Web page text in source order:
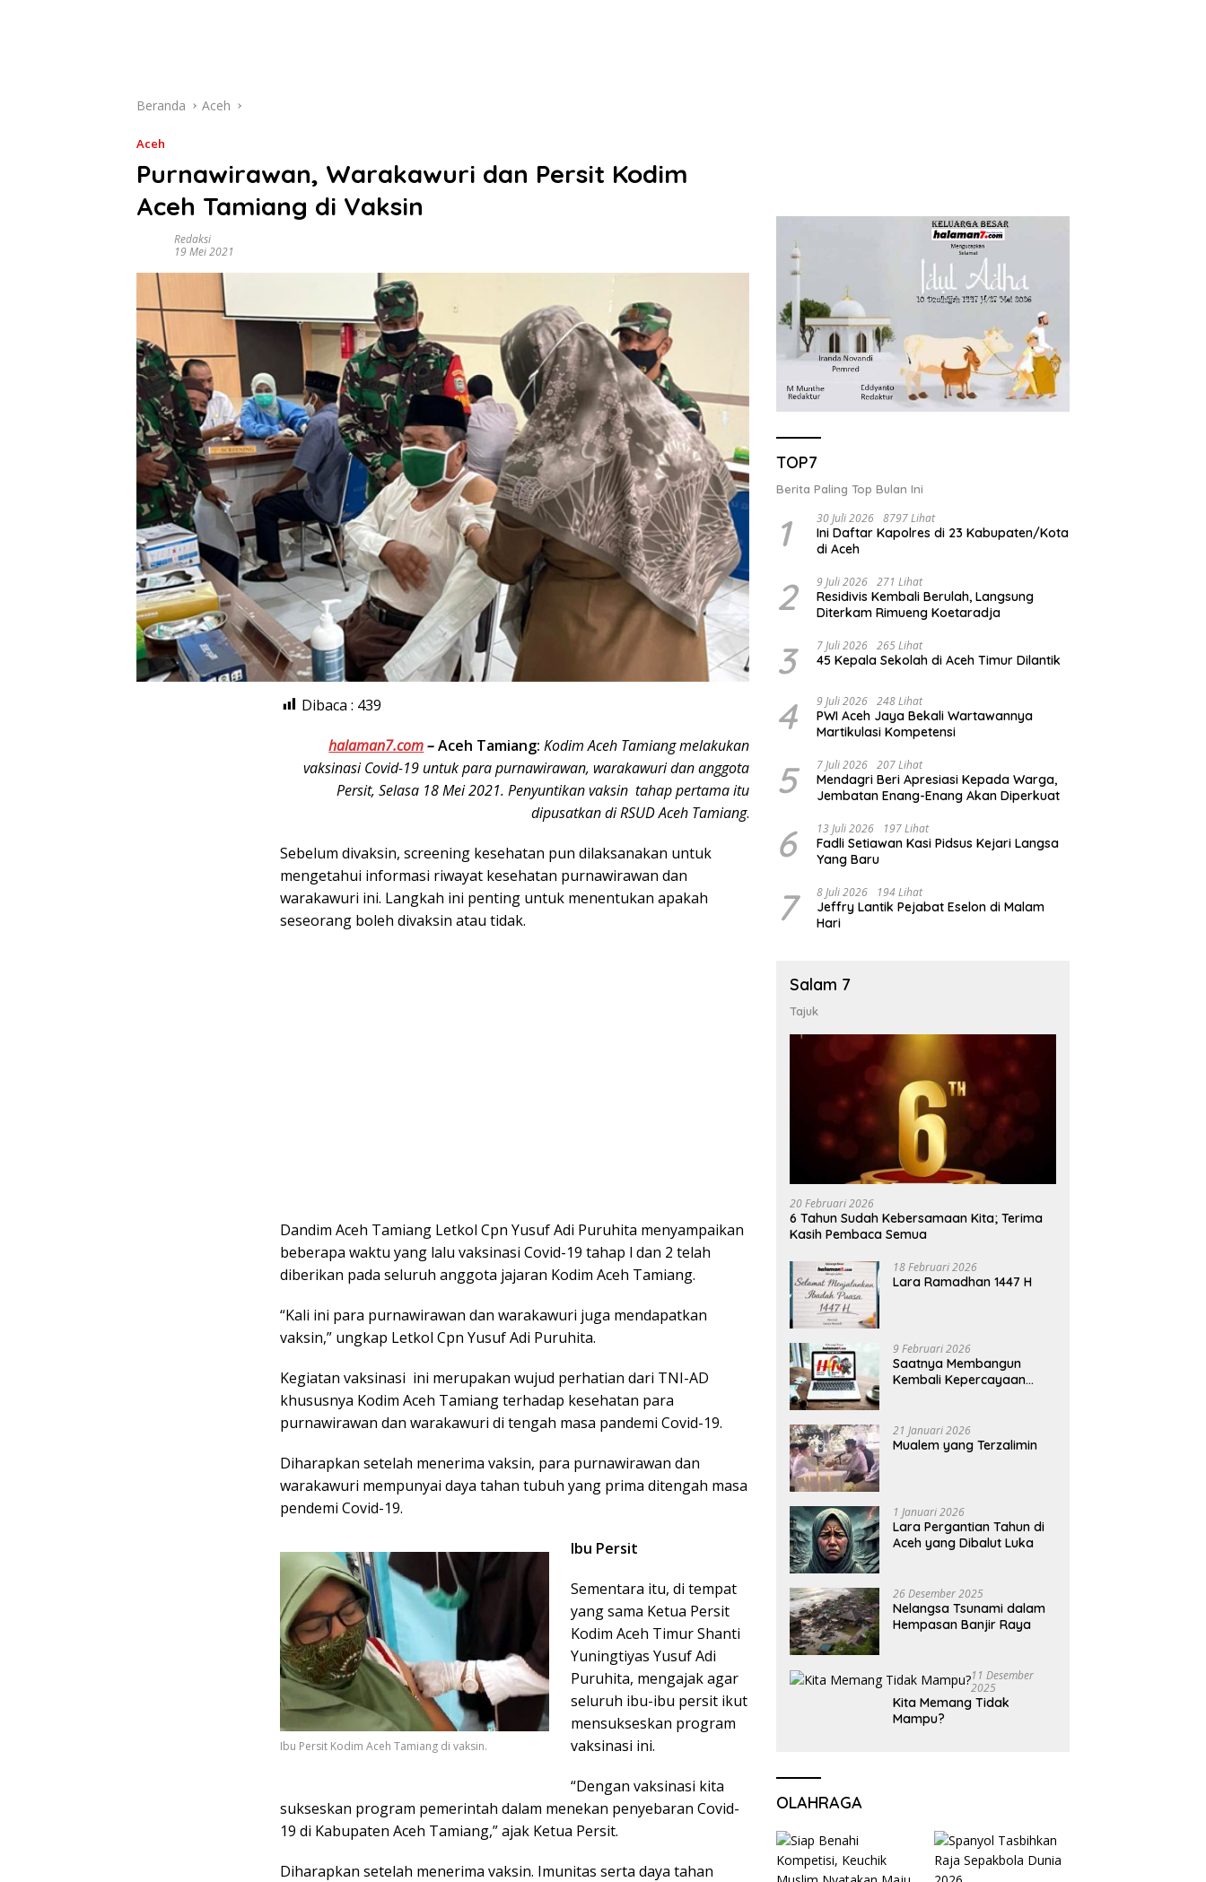
Beranda Aceh
Aceh
Purnawirawan, Warakawuri dan Persit Kodim
Aceh Tamiang di Vaksin
Redaksi
19 Mei 2021
Dibaca : 439
halaman7.com–Aceh Tamiang: Kodim Aceh Tamiang melakukan
vaksinasi Covid-19 untuk para purnawirawan, warakawuri dan anggota
Persit, Selasa 18 Mei 2021. Penyuntikan vaksin tahap pertama itu
dipusatkan di RSUD Aceh Tamiang.
Sebelum divaksin, screening kesehatan pun dilaksanakan untuk
mengetahui informasi riwayat kesehatan purnawirawan dan
warakawuri ini. Langkah ini penting untuk menentukan apakah
seseorang boleh divaksin atau tidak.
Dandim Aceh Tamiang Letkol Cpn Yusuf Adi Puruhita menyampaikan
beberapa waktu yang lalu vaksinasi Covid-19 tahap l dan 2 telah
diberikan pada seluruh anggota jajaran Kodim Aceh Tamiang.
“Kali ini para purnawirawan dan warakawuri juga mendapatkan
vaksin,” ungkap Letkol Cpn Yusuf Adi Puruhita.
Kegiatan vaksinasi ini merupakan wujud perhatian dari TNI-AD
khususnya Kodim Aceh Tamiang terhadap kesehatan para
purnawirawan dan warakawuri di tengah masa pandemi Covid-19.
Diharapkan setelah menerima vaksin, para purnawirawan dan
warakawuri mempunyai daya tahan tubuh yang prima ditengah masa
pendemi Covid-19.
Ibu Persit Kodim Aceh Tamiang di vaksin.
Ibu Persit
Sementara itu, di tempat
yang sama Ketua Persit
Kodim Aceh Timur Shanti
Yuningtiyas Yusuf Adi
Puruhita, mengajak agar
seluruh ibu-ibu persit ikut
mensukseskan program
vaksinasi ini.
“Dengan vaksinasi kita
sukseskan program pemerintah dalam menekan penyebaran Covid-
19 di Kabupaten Aceh Tamiang,” ajak Ketua Persit.
Diharapkan setelah menerima vaksin. Imunitas serta daya tahan
TOP7
Berita Paling Top Bulan Ini
1 30 Juli 2026 8797 Lihat
Ini Daftar Kapolres di 23 Kabupaten/Kota
di Aceh
2 9 Juli 2026 271 Lihat
Residivis Kembali Berulah, Langsung
Diterkam Rimueng Koetaradja
3 7 Juli 2026 265 Lihat
45 Kepala Sekolah di Aceh Timur Dilantik
4 9 Juli 2026 248 Lihat
PWI Aceh Jaya Bekali Wartawannya
Martikulasi Kompetensi
5 7 Juli 2026 207 Lihat
Mendagri Beri Apresiasi Kepada Warga,
Jembatan Enang-Enang Akan Diperkuat
6 13 Juli 2026 197 Lihat
Fadli Setiawan Kasi Pidsus Kejari Langsa
Yang Baru
7 8 Juli 2026 194 Lihat
Jeffry Lantik Pejabat Eselon di Malam
Hari
Salam 7
Tajuk
20 Februari 2026
6 Tahun Sudah Kebersamaan Kita; Terima
Kasih Pembaca Semua
18 Februari 2026
Lara Ramadhan 1447 H
9 Februari 2026
Saatnya Membangun
Kembali Kepercayaan
21 Januari 2026
Mualem yang Terzalimin
1 Januari 2026
Lara Pergantian Tahun di
Aceh yang Dibalut Luka
26 Desember 2025
Nelangsa Tsunami dalam
Hempasan Banjir Raya
11 Desember
2025
Kita Memang Tidak
Mampu?
OLAHRAGA